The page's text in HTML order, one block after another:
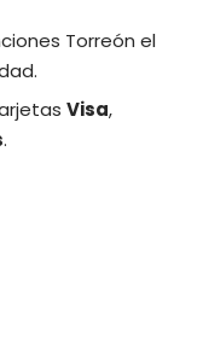
Torreón el
Visa,
.